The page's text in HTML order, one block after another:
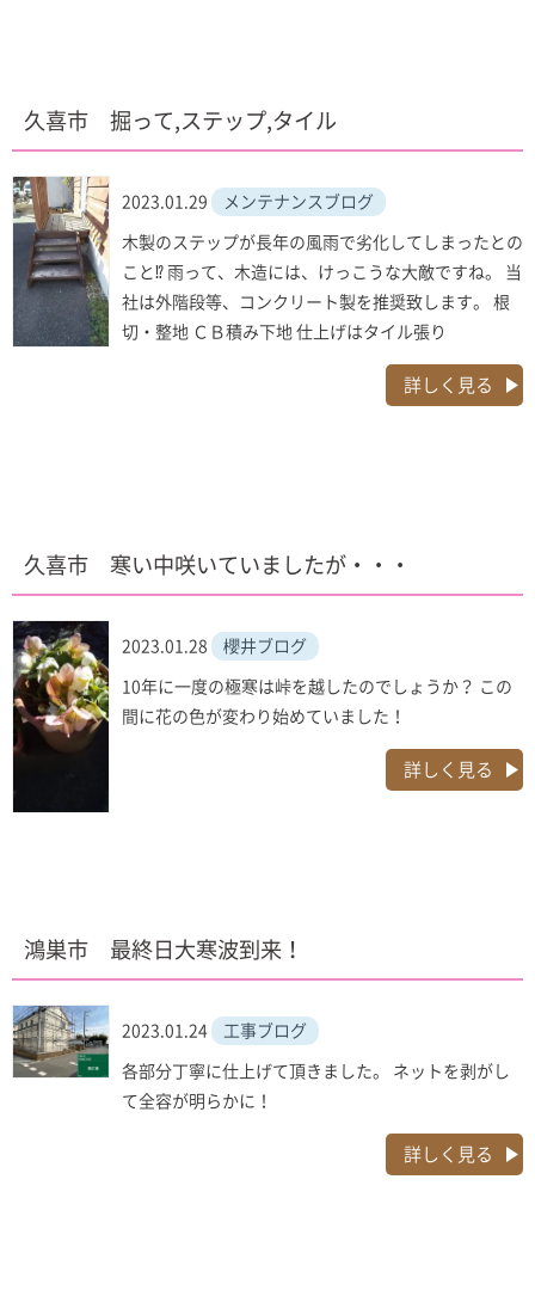
久喜市 掘って,ステップ,タイル
2023.01.29 メンテナンスブログ
木製のステップが長年の風雨で劣化してしまったとの
こと⁉ 雨って、木造には、けっこうな大敵ですね。 当
社は外階段等、コンクリート製を推奨致します。 根
切・整地 ＣＢ積み下地 仕上げはタイル張り
詳しく見る
久喜市 寒い中咲いていましたが・・・
2023.01.28 櫻井ブログ
10年に一度の極寒は峠を越したのでしょうか？ この
間に花の色が変わり始めていました！
詳しく見る
鴻巣市 最終日大寒波到来！
2023.01.24 工事ブログ
各部分丁寧に仕上げて頂きました。 ネットを剥がし
て全容が明らかに！
詳しく見る